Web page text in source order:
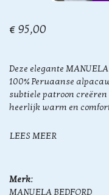
€ 95,00
Deze elegante
100% Peruaanse
subtiele patroon
heerlijk warm en
LEES MEER
Merk:
MANUELA BEDFORD